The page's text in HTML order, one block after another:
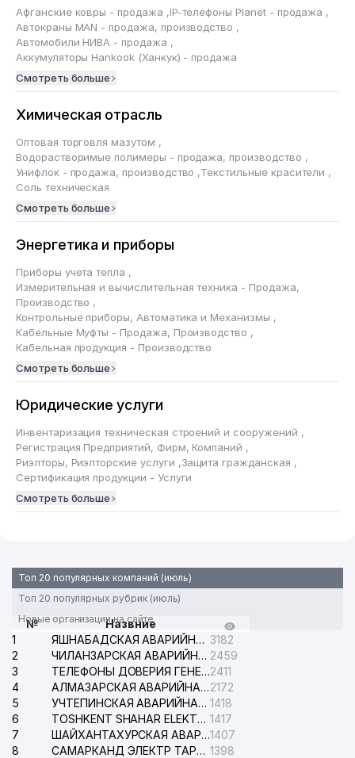
Афганские ковры - продажа ,IP-телефоны Planet - продажа ,
Автокраны MAN - продажа, производство ,
Автомобили НИВА - продажа ,
Аккумуляторы Hankook (Ханкук) - продажа
Смотреть больше
Химическая отрасль
Оптовая торговля мазутом ,
Водорастворимые полимеры - продажа, производство ,
Унифлок - продажа, производство ,Текстильные красители ,
Соль техническая
Смотреть больше
Энергетика и приборы
Приборы учета тепла ,
Измерительная и вычислительная техника - Продажа,
Производство ,
Контрольные приборы, Автоматика и Механизмы ,
Кабельные Муфты - Продажа, Производство ,
Кабельная продукция - Производство
Смотреть больше
Юридические услуги
Инвентаризация техническая строений и сооружений ,
Регистрация Предприятий, Фирм, Компаний ,
Риэлторы, Риэлторские услуги ,Защита гражданская ,
Сертификация продукции - Услуги
Смотреть больше
Топ 20 популярных компаний (июль)
Топ 20 популярных рубрик (июль)
Новые организации на сайте
№
Назвние
1
ЯШНАБАДСКАЯ АВАРИЙНАЯ СЛУЖБА ЭЛЕКТРОСЕТИ 3182
2
ЧИЛАНЗАРСКАЯ АВАРИЙНАЯ СЛУЖБА ЭЛЕКТРОСЕТИ 2459
3
ТЕЛЕФОНЫ ДОВЕРИЯ ГЕНЕРАЛЬНОЙ ПРОКУРАТУРЫ РЕСПУБЛИКИ УЗБЕКИСТАН2411
4
АЛМАЗАРСКАЯ АВАРИЙНАЯ СЛУЖБА ЭЛЕКТРОСЕТИ2172
5
УЧТЕПИНСКАЯ АВАРИЙНАЯ СЛУЖБА ЭЛЕКТРОСЕТИ 1418
6
TOSHKENT SHAHAR ELEKTR TARMOQLARI KORXONASI АО 1417
7
ШАЙХАНТАХУРСКАЯ АВАРИЙНАЯ СЛУЖБА ЭЛЕКТРОСЕТИ1407
8
САМАРКАНД ЭЛЕКТР ТАРМОКЛАРИ АО 1398